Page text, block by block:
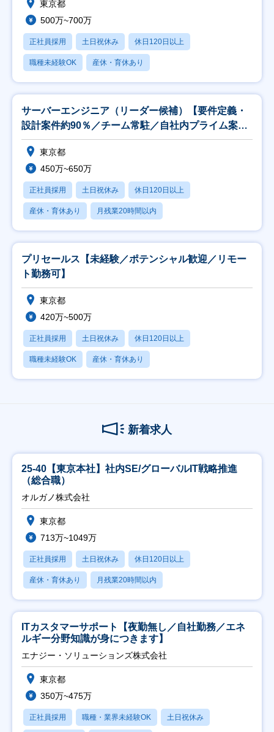
東京都
500万~700万
正社員採用 土日祝休み 休日120日以上
職種未経験OK 産休・育休あり
サーバーエンジニア（リーダー候補）【要件定義・
設計案件約90％／チーム常駐／自社内プライム案件
有】
東京都
450万~650万
正社員採用 土日祝休み 休日120日以上
産休・育休あり 月残業20時間以内
プリセールス【未経験／ポテンシャル歓迎／リモー
ト勤務可】
東京都
420万~500万
正社員採用 土日祝休み 休日120日以上
職種未経験OK 産休・育休あり
新着求人
25-40【東京本社】社内SE/グローバルIT戦略推進
（総合職）
オルガノ株式会社
東京都
713万~1049万
正社員採用 土日祝休み 休日120日以上
産休・育休あり 月残業20時間以内
ITカスタマーサポート【夜勤無し／自社勤務／エネ
ルギー分野知識が身につきます】
エナジー・ソリューションズ株式会社
東京都
350万~475万
正社員採用 職種・業界未経験OK 土日祝休み